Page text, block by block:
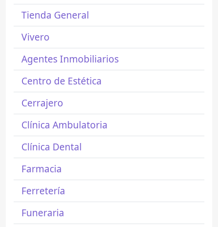
Tienda General
Vivero
Agentes Inmobiliarios
Centro de Estética
Cerrajero
Clínica Ambulatoria
Clínica Dental
Farmacia
Ferretería
Funeraria